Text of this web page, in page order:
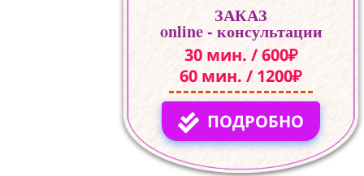
ЗАКАЗ
online - консультации
30 мин. / 600₽
60 мин. / 1200₽
ПОДРОБНО